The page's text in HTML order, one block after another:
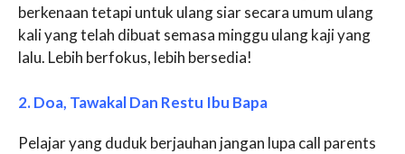
berkenaan tetapi untuk ulang siar secara umum ulang
kali yang telah dibuat semasa minggu ulang kaji yang
lalu. Lebih berfokus, lebih bersedia!
2. Doa, Tawakal Dan Restu Ibu Bapa
Pelajar yang duduk berjauhan jangan lupa call parents